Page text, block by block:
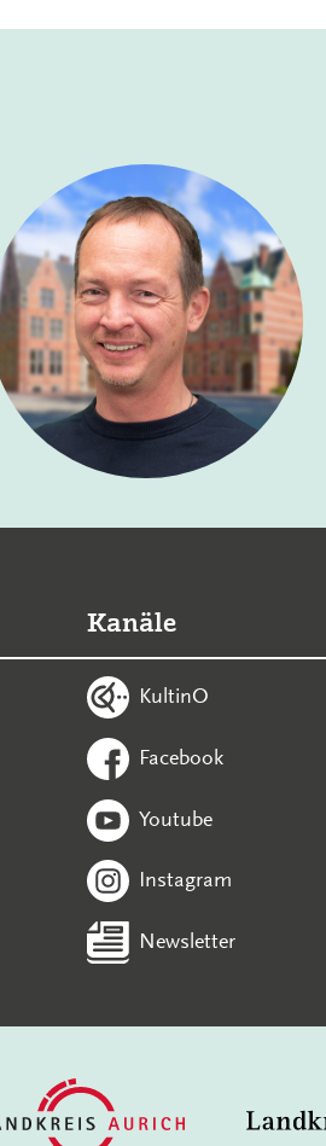
Kanäle
KultinO
Facebook
Youtube
Instagram
Newsletter